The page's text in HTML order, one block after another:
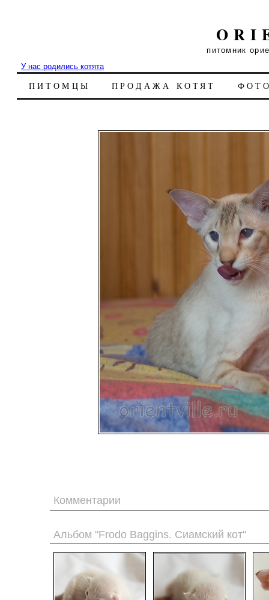
питомник
У нас родились котята
ПИТОМЦЫ ПРОДАЖА КОТЯТ
Комментарии
Альбом "Frodo Baggins. Сиамский кот"